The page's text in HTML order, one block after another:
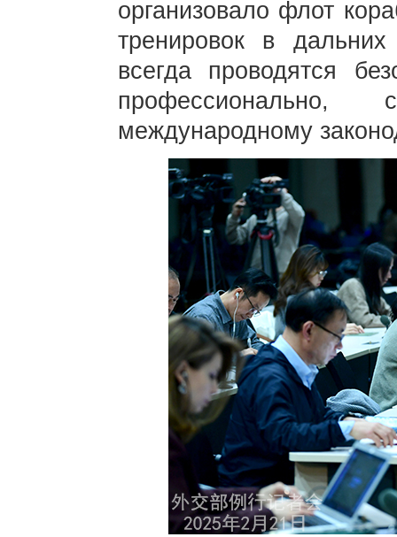
организовало флот
тренировок в
всегда проводятся
профессионально,
международному